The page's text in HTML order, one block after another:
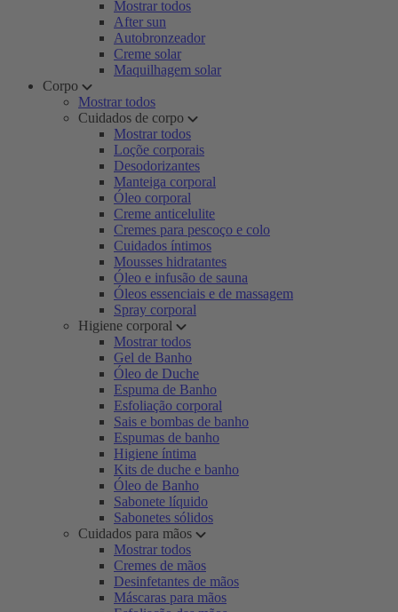
Mostrar todos
After sun
Autobronzeador
Creme solar
Maquilhagem solar
Corpo
Mostrar todos
Cuidados de corpo
Mostrar todos
Loçõe corporais
Desodorizantes
Manteiga corporal
Óleo corporal
Creme anticelulite
Cremes para pescoço e colo
Cuidados íntimos
Mousses hidratantes
Óleo e infusão de sauna
Óleos essenciais e de massagem
Spray corporal
Higiene corporal
Mostrar todos
Gel de Banho
Óleo de Duche
Espuma de Banho
Esfoliação corporal
Sais e bombas de banho
Espumas de banho
Higiene íntima
Kits de duche e banho
Óleo de Banho
Sabonete líquido
Sabonetes sólidos
Cuidados para mãos
Mostrar todos
Cremes de mãos
Desinfetantes de mãos
Máscaras para mãos